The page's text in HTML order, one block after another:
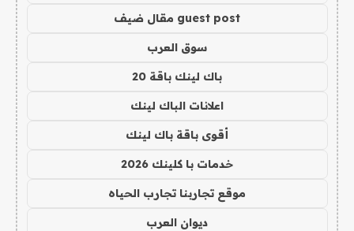
guest post مقال ضيف
سوق العرب
باك لينك باقة 20
اعلانات الباك لينك
أقوى باقة باك لينك
خدمات با كلينك 2026
موقع تجاربنا تجارب الحياه
ديوان العرب